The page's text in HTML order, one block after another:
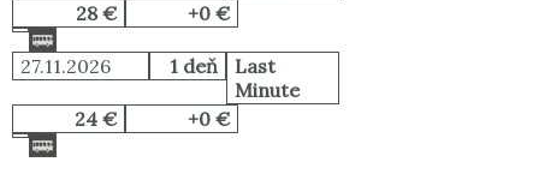
28 €
+0 €
27.11.2026 1 deň
Last
Minute
24 €
+0 €